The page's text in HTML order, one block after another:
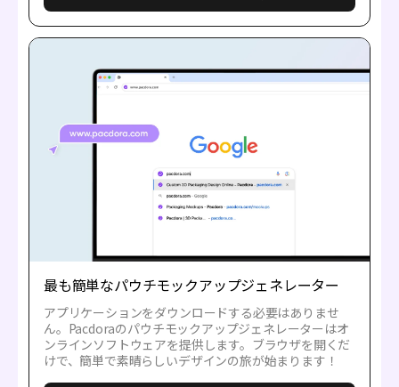
最も簡単なパウチモックアップジェネレーター
アプリケーションをダウンロードする必要はありませ
ん。Pacdoraのパウチモックアップジェネレーターはオ
ンラインソフトウェアを提供します。ブラウザを開くだ
けで、簡単で素晴らしいデザインの旅が始まります！